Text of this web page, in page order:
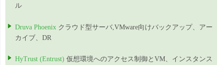
ル
Druva Phoenix クラウド型サーバ,VMware向けバックアップ、アー
カイブ、DR
HyTrust (Entrust) 仮想環境へのアクセス制御とVM、インスタンス